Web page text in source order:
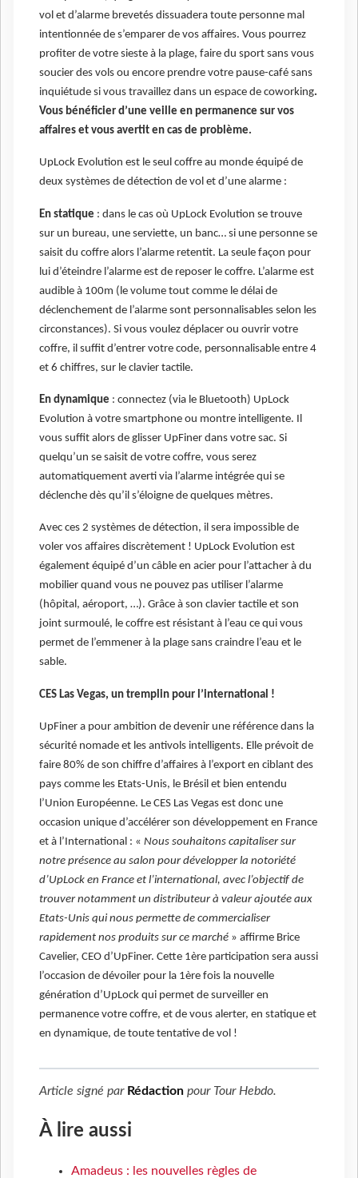
vol et d’alarme brevetés dissuadera toute personne mal
intentionnée de s’emparer de vos affaires. Vous pourrez
profiter de votre sieste à la plage, faire du sport sans vous
soucier des vols ou encore prendre votre pause-café sans
inquiétude si vous travaillez dans un espace de coworking.
Vous bénéficier d’une veille en permanence sur vos
affaires et vous avertit en cas de problème.
UpLock Evolution est le seul coffre au monde équipé de
deux systèmes de détection de vol et d’une alarme :
En statique : dans le cas où UpLock Evolution se trouve
sur un bureau, une serviette, un banc… si une personne se
saisit du coffre alors l’alarme retentit. La seule façon pour
lui d’éteindre l’alarme est de reposer le coffre. L’alarme est
audible à 100m (le volume tout comme le délai de
déclenchement de l’alarme sont personnalisables selon les
circonstances). Si vous voulez déplacer ou ouvrir votre
coffre, il suffit d’entrer votre code, personnalisable entre 4
et 6 chiffres, sur le clavier tactile.
En dynamique : connectez (via le Bluetooth) UpLock
Evolution à votre smartphone ou montre intelligente. Il
vous suffit alors de glisser UpFiner dans votre sac. Si
quelqu’un se saisit de votre coffre, vous serez
automatiquement averti via l’alarme intégrée qui se
déclenche dès qu’il s’éloigne de quelques mètres.
Avec ces 2 systèmes de détection, il sera impossible de
voler vos affaires discrètement ! UpLock Evolution est
également équipé d’un câble en acier pour l’attacher à du
mobilier quand vous ne pouvez pas utiliser l’alarme
(hôpital, aéroport, …). Grâce à son clavier tactile et son
joint surmoulé, le coffre est résistant à l’eau ce qui vous
permet de l’emmener à la plage sans craindre l’eau et le
sable.
CES Las Vegas, un tremplin pour l’international !
UpFiner a pour ambition de devenir une référence dans la
sécurité nomade et les antivols intelligents. Elle prévoit de
faire 80% de son chiffre d’affaires à l’export en ciblant des
pays comme les Etats-Unis, le Brésil et bien entendu
l’Union Européenne. Le CES Las Vegas est donc une
occasion unique d’accélérer son développement en France
et à l’International : « Nous souhaitons capitaliser sur
notre présence au salon pour développer la notoriété
d’UpLock en France et l’international, avec l’objectif de
trouver notamment un distributeur à valeur ajoutée aux
Etats-Unis qui nous permette de commercialiser
rapidement nos produits sur ce marché » affirme Brice
Cavelier, CEO d’UpFiner. Cette 1ère participation sera aussi
l’occasion de dévoiler pour la 1ère fois la nouvelle
génération d’UpLock qui permet de surveiller en
permanence votre coffre, et de vous alerter, en statique et
en dynamique, de toute tentative de vol !
Article signé par Rédaction pour Tour Hebdo.
À lire aussi
Amadeus : les nouvelles règles de